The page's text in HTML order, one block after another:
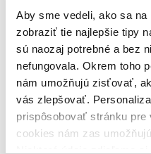
Aby sme vedeli, ako sa
zobraziť tie najlepšie tipy
sú naozaj potrebné a bez
nefungovala. Okrem toho
nám umožňujú zisťovať,
vás zlepšovať.
prispôsobovať stránku pre
cookies nám zas
Zdroj informácií:Infogate.sk.
evidencii danej knižnice, môže
nájdetezoznam všetkých viac
ktorých máme údaje.
Ďalšie knižné vydania (2)